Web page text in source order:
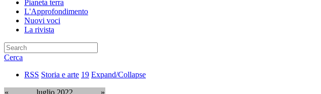
Pianeta terra
L'Approfondimento
Nuovi voci
La rivista
Cerca
RSS Storia e arte 19 Expand/Collapse
« luglio 2022
»